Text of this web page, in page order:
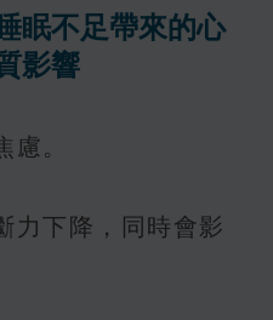
眠不足帶來的心
影響
。
力下降，同時會影